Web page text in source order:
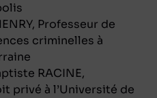
Professeur de
criminelles à
RACINE,
privé à l’Université de